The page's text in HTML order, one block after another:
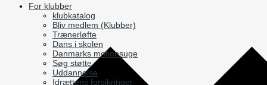
For klubber
klubkatalog
Bliv medlem (Klubber)
Trænerløfte
Dans i skolen
Danmarks motionsuge
Søg støtte
Uddannelse
Idrættens forsikringer